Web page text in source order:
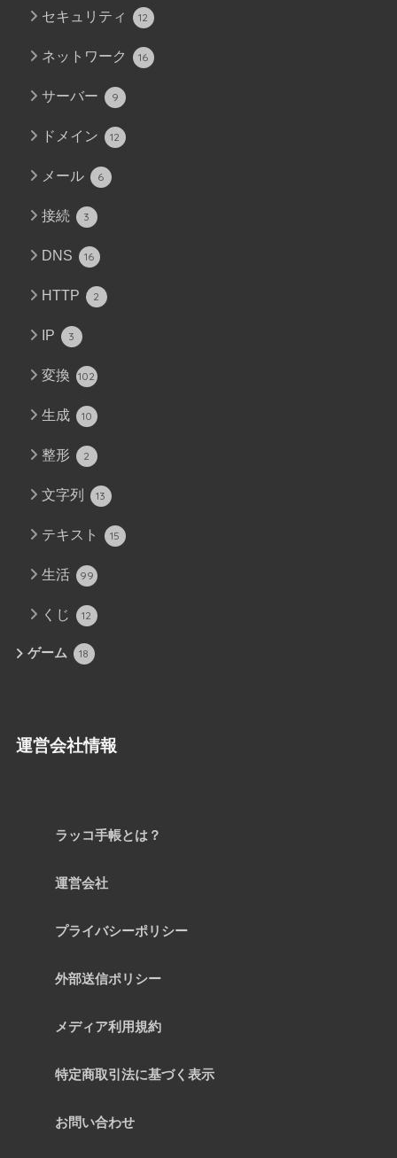
セキュリティ 12
ネットワーク 16
サーバー 9
ドメイン 12
メール 6
接続 3
DNS 16
HTTP 2
IP 3
変換 102
生成 10
整形 2
文字列 13
テキスト 15
生活 99
くじ 12
ゲーム 18
運営会社情報
ラッコ手帳とは？
運営会社
プライバシーポリシー
外部送信ポリシー
メディア利用規約
特定商取引法に基づく表示
お問い合わせ